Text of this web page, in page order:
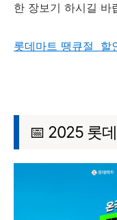
한 장보기 하시길 바
롯데마트 땡큐절 할
📅 2025 롯